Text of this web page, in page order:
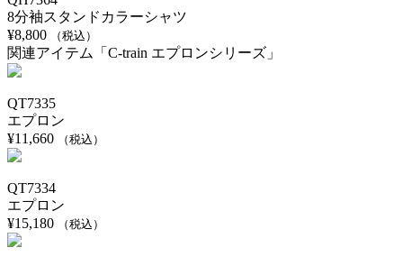
8分袖スタンドカラーシャツ
¥8,800 （税込）
関連アイテム「C-train エプロンシリーズ」
QT7335
エプロン
¥11,660 （税込）
QT7334
エプロン
¥15,180 （税込）